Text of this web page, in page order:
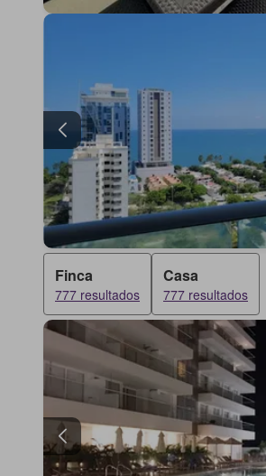
Finca
777 resultados
Casa
777 resultados